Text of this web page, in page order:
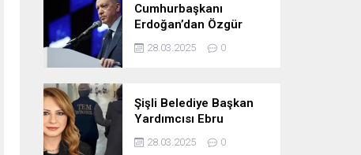
Cumhurbaşkanı
Erdoğan’dan Özgür
Özel’e tepki: ‘Siyasi
mandacılık talep ediyor’
28.03.2025 0
Şişli Belediye Başkan
Yardımcısı Ebru
Özdemir tutuklandı
28.03.2025 0